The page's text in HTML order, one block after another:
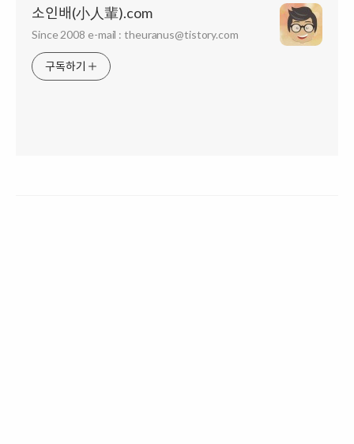
소인배(小人輩).com
Since 2008 e-mail : theuranus@tistory.com
구독하기